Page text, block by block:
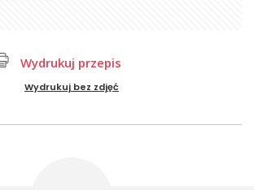
Wydrukuj przepis
Wydrukuj bez zdjęć